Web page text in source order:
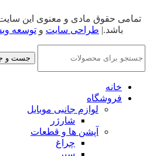
تمامی حقوق مادی و معنوی این
باشد.| طراحی سایت و توسعه
جست و
خانه
فروشگاه
لوازم جانبی موبایل
شارژر
آپشن ها و قطعات
چراغ
سپر